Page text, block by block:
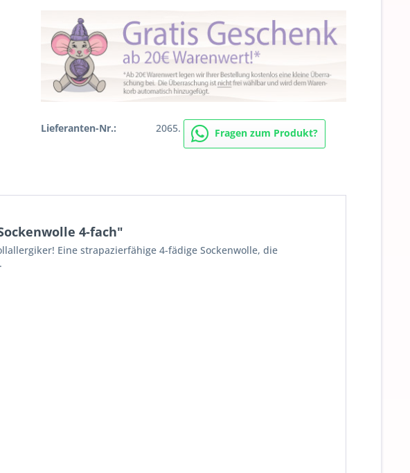
Lieferanten-Nr.: 2065. Fragen zum Produkt?
4-fach"
Eine strapazierfähige 4-fädige Sockenwolle, die